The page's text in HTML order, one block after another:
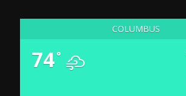
COLUMBUS
74°